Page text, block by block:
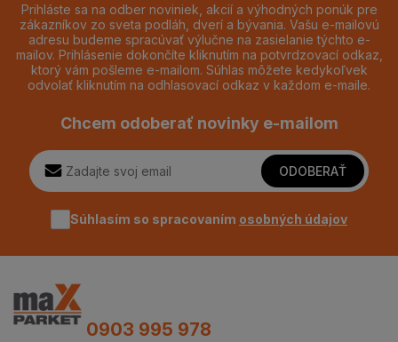
Prihláste sa na odber noviniek, akcií a výhodných ponúk pre
zákazníkov zo sveta podláh, dverí a bývania. Vašu e-mailovú
adresu budeme spracúvať výlučne na zasielanie týchto e-
mailov. Prihlásenie dokončíte kliknutím na potvrdzovací odkaz,
ktorý vám pošleme e-mailom. Súhlas môžete kedykoľvek
odvolať kliknutím na odhlasovací odkaz v každom e-maile.
Chcem odoberať novinky e-mailom
ODOBERAŤ
Súhlasím so spracovaním osobných údajov
0903 995 978